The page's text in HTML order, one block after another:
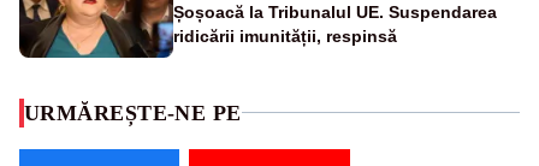
Șoșoacă la Tribunalul UE. Suspendarea
ridicării imunității, respinsă
URMĂREȘTE-NE PE